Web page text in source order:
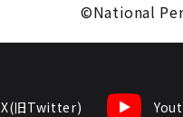
©National
X(旧Twitter)